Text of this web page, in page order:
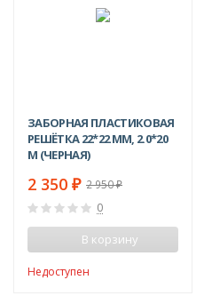
ЗАБОРНАЯ ПЛАСТИКОВАЯ
РЕШЁТКА 22*22 ММ, 2.0*20
М (ЧЕРНАЯ)
2 350 ₽ 2 950₽
0
В корзину
Недоступен